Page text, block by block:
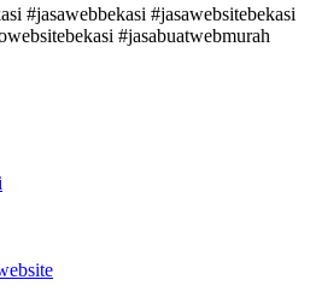
#jasawebbekasi #jasawebsitebekasi
#jasabuatwebmurah